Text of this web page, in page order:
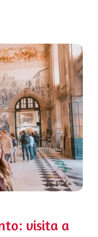
visita a